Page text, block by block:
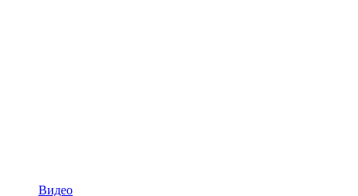
Видео